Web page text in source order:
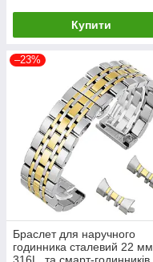
Купити
–23%
Браслет для наручного
годинника сталевий 22 мм